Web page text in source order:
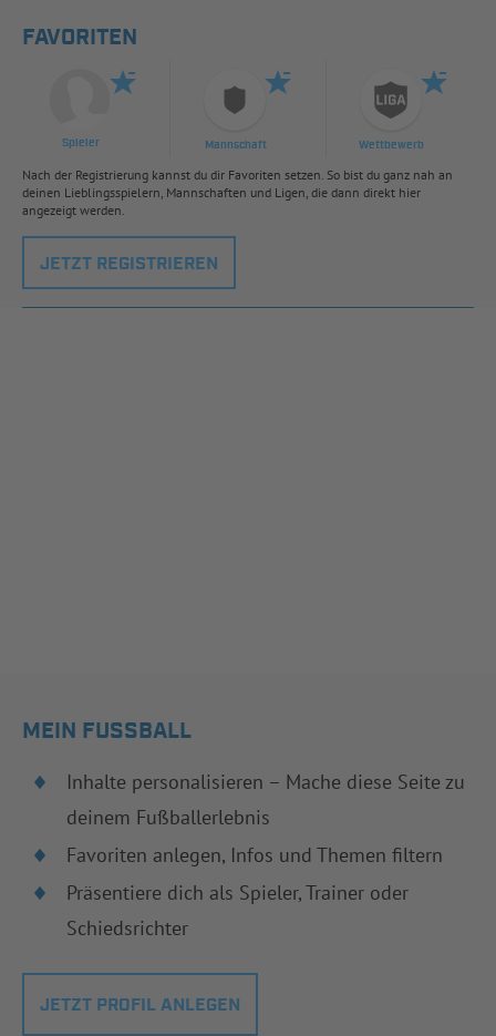
FAVORITEN
Spieler Mannschaft Wettbewerb
Nach der Registrierung kannst du dir Favoriten setzen. So bist du ganz nah an
deinen Lieblingsspielern, Mannschaften und Ligen, die dann direkt hier
angezeigt werden.
JETZT REGISTRIEREN
MEIN FUSSBALL
Inhalte personalisieren – Mache diese Seite zu
deinem Fußballerlebnis
Favoriten anlegen, Infos und Themen filtern
Präsentiere dich als Spieler, Trainer oder
Schiedsrichter
JETZT PROFIL ANLEGEN